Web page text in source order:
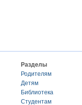
Разделы
Родителям
Детям
Библиотека
Студентам